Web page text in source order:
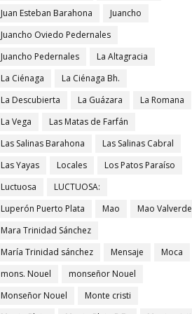
Juan Esteban Barahona
Juancho
Juancho Oviedo Pedernales
Juancho Pedernales
La Altagracia
La Ciénaga
La Ciénaga Bh.
La Descubierta
La Guázara
La Romana
La Vega
Las Matas de Farfán
Las Salinas Barahona
Las Salinas Cabral
Las Yayas
Locales
Los Patos Paraíso
Luctuosa
LUCTUOSA:
Luperón Puerto Plata
Mao
Mao Valverde
Mara Trinidad Sánchez
María Trinidad sánchez
Mensaje
Moca
mons. Nouel
monseñor Nouel
Monseñor Nouel
Monte cristi